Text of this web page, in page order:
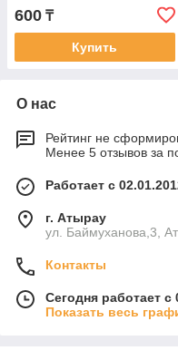
600 ₸
Купить
О нас
Рейтинг не
Менее 5 отзывов за
Работает с
г. Атырау
ул. Баймуханова,3,
Контакты
Сегодня работает с
Показать весь